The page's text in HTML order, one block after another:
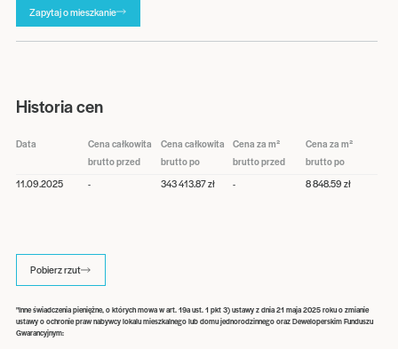
Zapytaj o mieszkanie
Historia cen
Data
Cena całkowita
brutto przed
Cena całkowita
brutto po
Cena za m²
brutto przed
Cena za m²
brutto po
11.09.2025
- 343 413.87 zł - 8 848.59 zł
Pobierz rzut
"Inne świadczenia pieniężne, o których mowa w art. 19a ust. 1 pkt 3) ustawy z dnia 21 maja 2025 roku o zmianie
ustawy o ochronie praw nabywcy lokalu mieszkalnego lub domu jednorodzinnego oraz Deweloperskim Funduszu
Gwarancyjnym: